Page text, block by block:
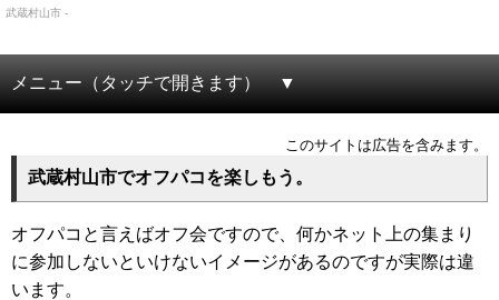
武蔵村山市 -
メニュー（タッチで開きます）
このサイトは広告を含みます。
武蔵村山市でオフパコを楽しもう。
オフパコと言えばオフ会ですので、何かネット上の集まり
に参加しないといけないイメージがあるのですが実際は違
います。